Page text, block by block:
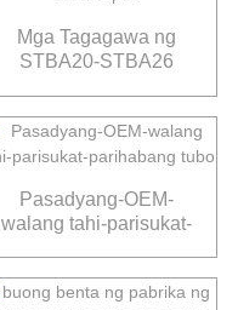
Mga Tagagawa ng
STBA20-STBA26
Pasadyang-OEM-
walang tahi-parisukat-